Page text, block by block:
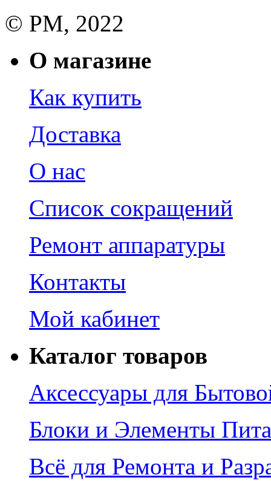
© РМ, 2022
О магазине
Как купить
Доставка
О нас
Список сокращений
Ремонт аппаратуры
Контакты
Мой кабинет
Каталог товаров
Аксессуары для
Блоки и Элементы
Всё для Ремонта и